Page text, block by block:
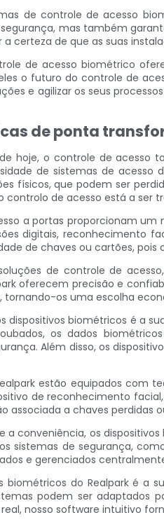
de controle de acesso
segurança, mas também
a certeza de que as suas
de acesso biométrico
o futuro do controle de
e agilizar os seus
de ponta
hoje, o controle de acesso
de sistemas de
físicos, que podem ser
de acesso está a ser
a portas proporcionam
digitais, reconhecimento
de chaves ou cartões, pois
de controle de
oferecem precisão e
os uma escolha
dispositivos biométricos é a
os dados
Além disso, os
estão equipados
de reconhecimento
a chaves perdidas
a conveniência, os
sistemas de segurança,
e gerenciados
biométricos do Realpark é a
podem ser adaptados
nosso software intuitivo